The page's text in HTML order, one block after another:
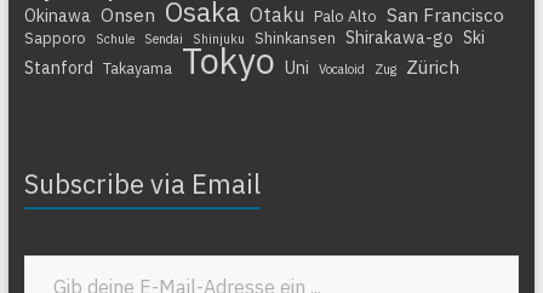
Okinawa Onsen Osaka Otaku Palo Alto San Francisco
Sapporo Schule Sendai Shinjuku Shinkansen Shirakawa-go Ski
Stanford Takayama Tokyo Uni Vocaloid Zug Zürich
Subscribe via Email
Gib deine E-Mail-Adresse ein ...